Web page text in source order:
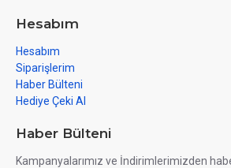
Hesabım
Hesabım
Siparişlerim
Haber Bülteni
Hediye Çeki Al
Haber Bülteni
Kampanyalarımız ve İndirimlerimizden